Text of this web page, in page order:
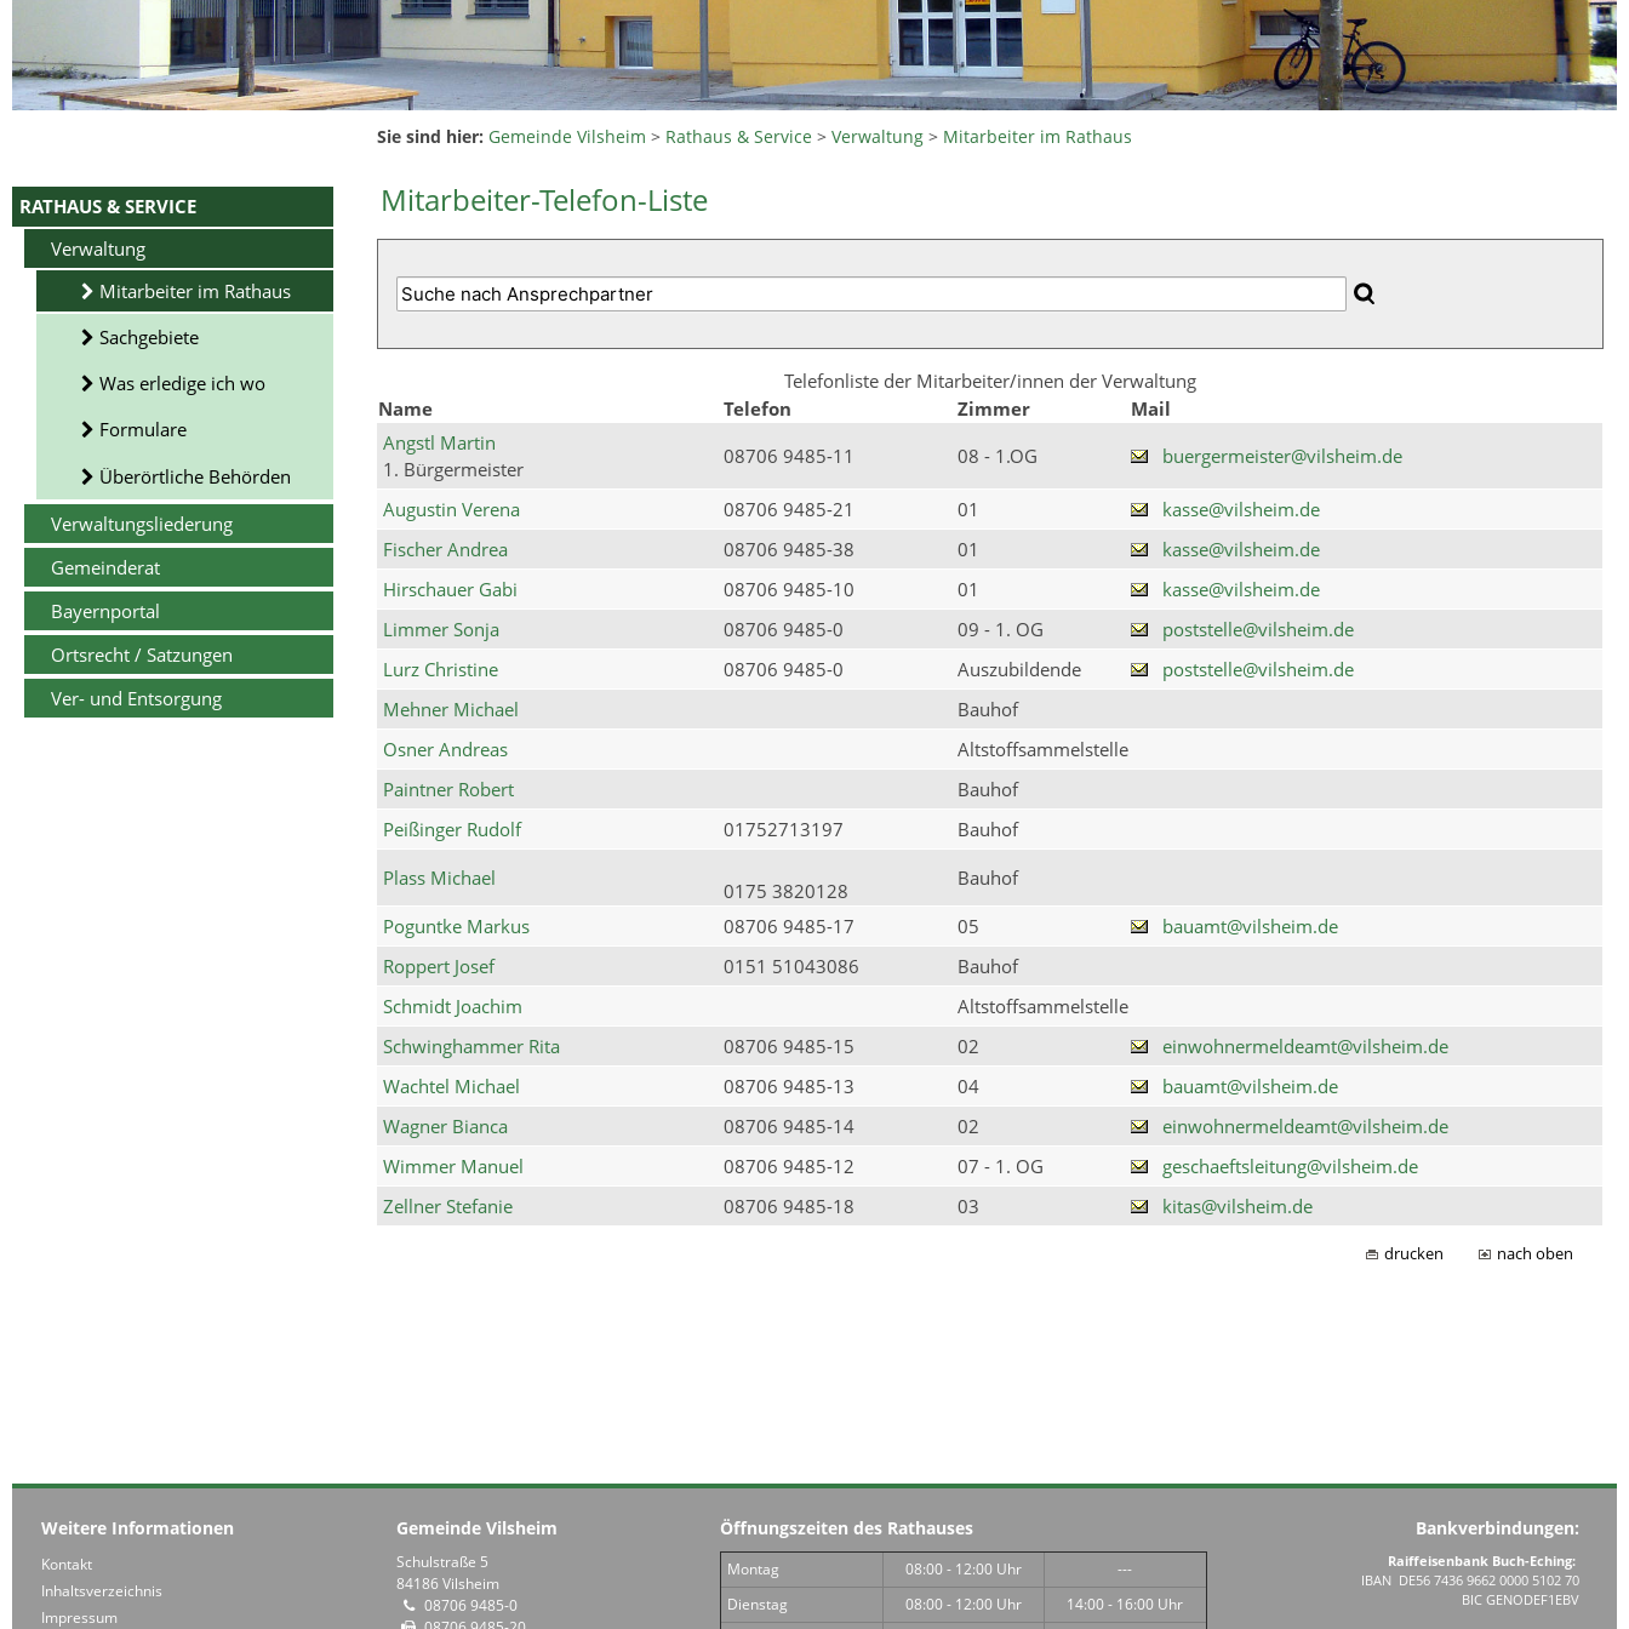
RATHAUS & SERVICE
Verwaltung
Mitarbeiter im Rathaus
Sachgebiete
Was erledige ich wo
Formulare
Überörtliche Behörden
Verwaltungsliederung
Gemeinderat
Bayernportal
Ortsrecht / Satzungen
Ver- und Entsorgung
Sie sind hier: Gemeinde Vilsheim > Rathaus & Service >Verwaltung > Mitarbeiter im Rathaus
Mitarbeiter-Telefon-Liste
Telefonliste der Mitarbeiter/innen der Verwaltung
Name
Telefon Zimmer
Mail
Angstl Martin
1. Bürgermeister
08706 9485-11 08 - 1.OG buergermeister@vilsheim.de
Augustin Verena 08706 9485-21 01
kasse@vilsheim.de
Fischer Andrea
08706 9485-38 01
kasse@vilsheim.de
Hirschauer Gabi
08706 9485-10 01
kasse@vilsheim.de
Limmer Sonja
08706 9485-0 09 - 1. OG
poststelle@vilsheim.de
Lurz Christine
08706 9485-0 Auszubildende
poststelle@vilsheim.de
Mehner Michael
Bauhof
Osner Andreas
Altstoffsammelstelle
Paintner Robert
Bauhof
Peißinger Rudolf
01752713197
Bauhof
Plass Michael
0175 3820128
Bauhof
Poguntke Markus
08706 9485-17 05
bauamt@vilsheim.de
Roppert Josef
0151 51043086
Bauhof
Schmidt Joachim
Altstoffsammelstelle
Schwinghammer Rita
08706 9485-15 02
einwohnermeldeamt@vilsheim.de
Wachtel Michael
08706 9485-13 04
bauamt@vilsheim.de
Wagner Bianca
08706 9485-14 02
einwohnermeldeamt@vilsheim.de
Wimmer Manuel
08706 9485-12 07 - 1. OG
geschaeftsleitung@vilsheim.de
Zellner Stefanie
08706 9485-18 03 kitas@vilsheim.de
drucken nach oben
Weitere Informationen
Kontakt
Inhaltsverzeichnis
Impressum
Gemeinde Vilsheim
Schulstraße 5
84186 Vilsheim
08706 9485-0
Öffnungszeiten des Rathauses
Montag 08:00 - 12:00 Uhr
---
Dienstag
08:00 - 12:00 Uhr
14:00 - 16:00 Uhr
Bankverbindungen:
Raiffeisenbank Buch-Eching:
IBAN DE56 7436 9662 0000 5102 70
BIC GENODEF1EBV